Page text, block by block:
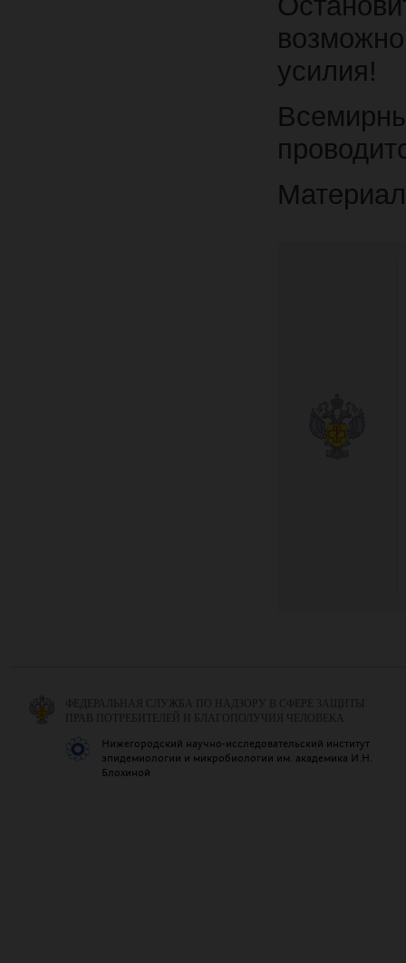
усилия!
ФЕДЕРАЛЬНАЯ СЛУЖБА ПО НАДЗОРУ В СФЕРЕ ЗАЩИТЫ
ПРАВ ПОТРЕБИТЕЛЕЙ И БЛАГОПОЛУЧИЯ ЧЕЛОВЕКА
Нижегородский научно-исследовательский институт
эпидемиологии и микробиологии им. академика И.Н.
Блохиной